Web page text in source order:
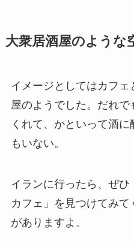
大衆居酒屋のような
イメージとしてはカフ
屋のようでした。だれ
くれて、かといって酒
もいない。
イランに行ったら、ぜ
カフェ」を見つけてみ
がありますよ。